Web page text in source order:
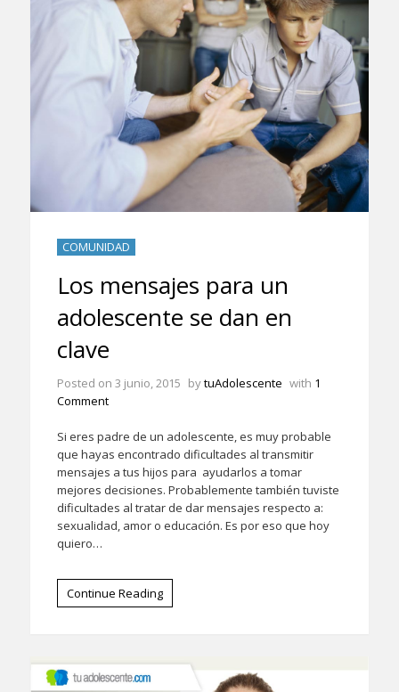
COMUNIDAD
Los mensajes para un
adolescente se dan en
clave
Posted on 3 junio, 2015 bytuAdolescente with 1
Comment
Si eres padre de un adolescente, es muy probable
que hayas encontrado dificultades al transmitir
mensajes a tus hijos para ayudarlos a tomar
mejores decisiones. Probablemente también tuviste
dificultades al tratar de dar mensajes respecto a:
sexualidad, amor o educación. Es por eso que hoy
quiero…
Continue Reading